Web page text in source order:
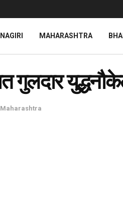
MAHARASHTRA
गुलदार
Maharashtra